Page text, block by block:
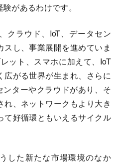
があるわけです。
クラウド、IoT、データセン
し、事業展開を進めていま
ット、スマホに加えて、IoT
がる世界が生まれ、さらに
ターやクラウドがあり、そ
、ネットワークもより大き
て好循環ともいえるサイクル
した新たな市場環境のなか